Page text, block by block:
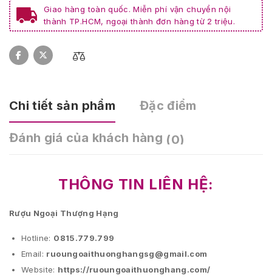
Giao hàng toàn quốc. Miễn phí vận chuyển nội
thành TP.HCM, ngoại thành đơn hàng từ 2 triệu.
Chi tiết sản phẩm Đặc điểm
Đánh giá của khách hàng (0)
THÔNG TIN LIÊN HỆ:
Rượu Ngoại Thượng Hạng
Hotline: 0815.779.799
Email: ruoungoaithuonghangsg@gmail.com
Website: https://ruoungoaithuonghang.com/